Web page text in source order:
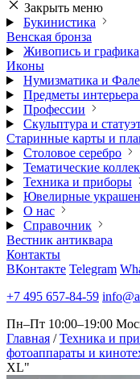
Закрыть меню
Букинистика
Венская бронза
Живопись и графика
Иконы
Нумизматика и
Предметы
Профессии
Скульптура и
Старинные карты и
Столовое серебро
Тематические
Техника и приборы
Ювелирные
О нас
Справочник
Вестник антиквара
Контакты
ВКонтакте Telegram
+7 495 657-84-59
Пн–Пт 10:00–19:00
Главная / Техника и
фотоаппараты и
XL"